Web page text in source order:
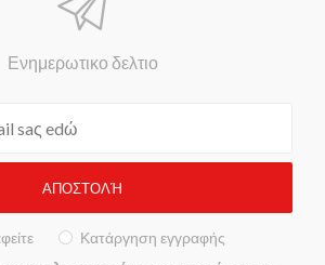
Ενημερωτικο δελτιο
Κατάργηση εγγραφής